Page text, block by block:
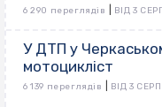
6 290 переглядів ВІД 3
У ДТП у
мотоцикліст
6 139 переглядів ВІД 3